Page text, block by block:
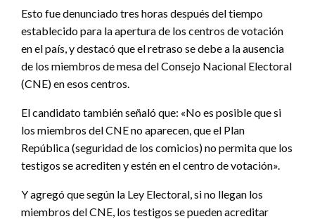
Esto fue denunciado tres horas después del tiempo
establecido para la apertura de los centros de votación
en el país, y destacó que el retraso se debe a la ausencia
de los miembros de mesa del Consejo Nacional Electoral
(CNE) en esos centros.
El candidato también señaló que: «No es posible que si
los miembros del CNE no aparecen, que el Plan
República (seguridad de los comicios) no permita que los
testigos se acrediten y estén en el centro de votación».
Y agregó que según la Ley Electoral, si no llegan los
miembros del CNE, los testigos se pueden acreditar